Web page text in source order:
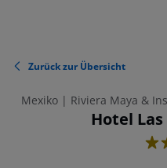
Zurück zur Übersicht
Mexiko | Riviera Maya &
Hotel
4